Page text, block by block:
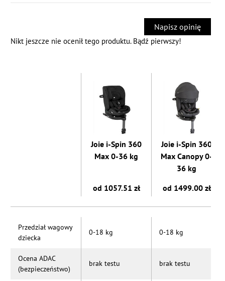
Napisz opinię
Nikt jeszcze nie ocenił tego produktu. Bądź pierwszy!
Joie i-Spin 360
Max 0-36 kg
Joie i-Spin 360
Max Canopy 0-
36 kg
od 1057.51 zł
od 1499.00 zł
Przedział wagowy
dziecka
0-18 kg 0-18 kg
Ocena ADAC
(bezpieczeństwo)
brak testu brak testu